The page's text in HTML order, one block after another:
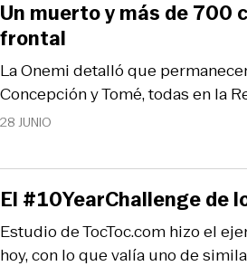
28 JUNIO
La Onemi detalló que
Concepción y Tomé, todas en la
Un muerto y más de 700
frontal
Estudio de TocToc.com hizo el
hoy, con lo que valía uno de
El #10YearChallenge de